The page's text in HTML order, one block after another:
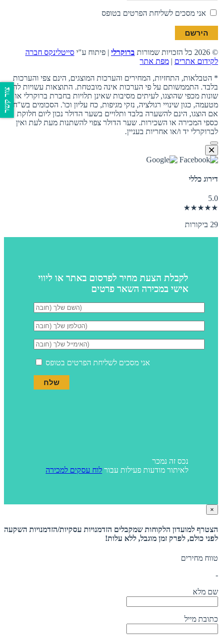
אני מסכים לשליחת הפרטים בטופס
© 2026 כל הזכויות שמורות ברוקרלי | פיתוח ע"י סייטלינקס חברה
לקידום אתרים | מפת אתר
* הטבלאות, התחזיות, המחירים והערכות המוצגים, הינם צפי והערכות
בלבד. התממשותם על פי הערכות אינה מובטחת. התוצאות עשויות להיות
שונות מכפי שהוצגו, לעיתים מסיבות שאינן תלויות בחברת ברוקרלי או מי
מטעמה, כגון שינויי רגולציה, נזקי מגיפות, כח עליון וכו'. הסכומים בש"ח,
אם הוצגו, הינם להשערה בלבד ותלויים בשער הדולר נכון ליום חלוקת
כספי המכירה או השכירות. שער הדולר צפוי להשתנות מעת לעת ואין
לברוקרלי יד ו/או אחריות בעניין.
דירוג כללי
5.0
★★★★★
29 ביקורות
לקבלת הצעת מחיר לפרסום באתר או ליווי
אישי במכירה השאר פרטים
אני מסכים לשליחת הפרטים בטופס
נכס זה נמכר
לאיתור מודעות פעילות עבור לוח עסקים למכירה
×
הצטרף למועדון הלקוחות שמקבלים הזדמנויות עסקיות/הזדמנויות השקעה
לפני כולם, לפרק זמן מוגבל, ללא עלות!
טווח מחירים
-
שם מלא
כתובת מייל
צור קשר